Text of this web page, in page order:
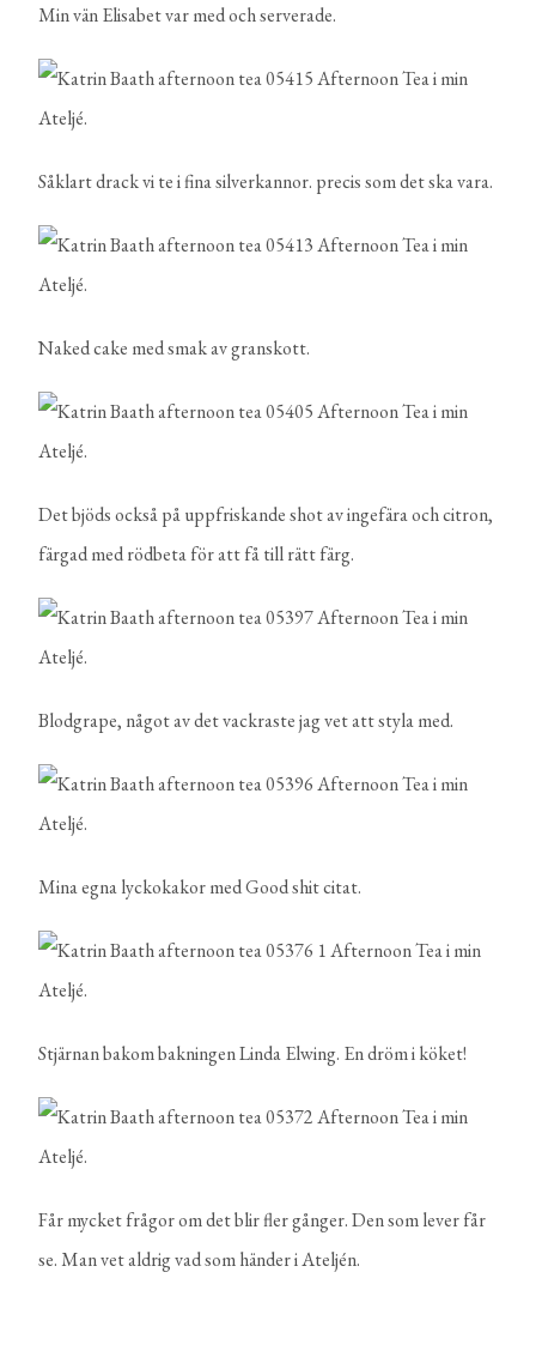
Min vän Elisabet var med och serverade.
Såklart drack vi te i fina silverkannor. precis som det ska vara.
Naked cake med smak av granskott.
Det bjöds också på uppfriskande shot av ingefära och citron,
färgad med rödbeta för att få till rätt färg.
Blodgrape, något av det vackraste jag vet att styla med.
Mina egna lyckokakor med Good shit citat.
Stjärnan bakom bakningen Linda Elwing. En dröm i köket!
Får mycket frågor om det blir fler gånger. Den som lever får
se. Man vet aldrig vad som händer i Ateljén.